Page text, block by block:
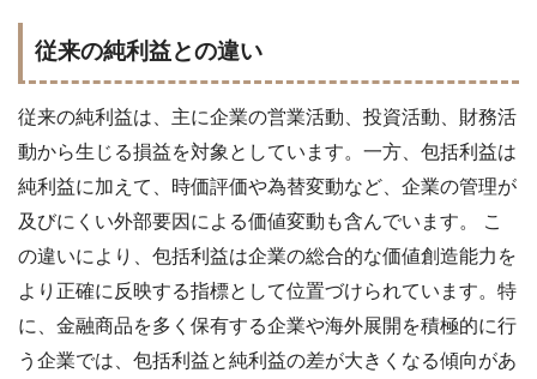
従来の純利益との違い
従来の純利益は、主に企業の営業活動、投資活動、財務活
動から生じる損益を対象としています。一方、包括利益は
純利益に加えて、時価評価や為替変動など、企業の管理が
及びにくい外部要因による価値変動も含んでいます。 こ
の違いにより、包括利益は企業の総合的な価値創造能力を
より正確に反映する指標として位置づけられています。特
に、金融商品を多く保有する企業や海外展開を積極的に行
う企業では、包括利益と純利益の差が大きくなる傾向があ